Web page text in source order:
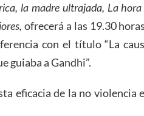
la madre ultrajada, La hora
ofrecerá a las 19.30
con el título “La
guiaba a Gandhi”.
eficacia de la no violencia